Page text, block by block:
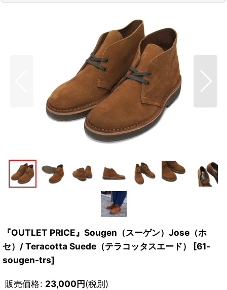
『OUTLET PRICE』Sougen（スーゲン）Jose（ホ
セ）/ Teracotta Suede（テラコッタスエード）
[61-
sougen-trs]
販売価格: 23,000円(税別)